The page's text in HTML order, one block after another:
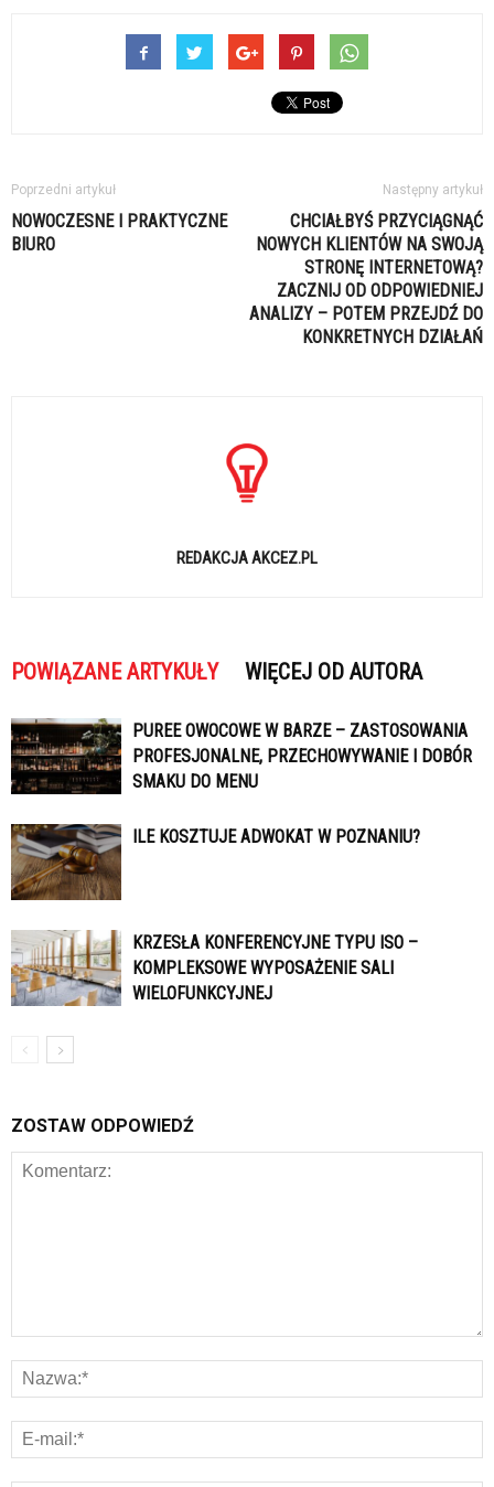
Poprzedni artykuł
NOWOCZESNE I PRAKTYCZNE
BIURO
Następny artykuł
CHCIAŁBYŚ PRZYCIĄGNĄĆ
NOWYCH KLIENTÓW NA SWOJĄ
STRONĘ INTERNETOWĄ?
ZACZNIJ OD ODPOWIEDNIEJ
ANALIZY – POTEM PRZEJDŹ DO
KONKRETNYCH DZIAŁAŃ
REDAKCJA AKCEZ.PL
POWIĄZANE ARTYKUŁY WIĘCEJ OD AUTORA
PUREE OWOCOWE W BARZE – ZASTOSOWANIA
PROFESJONALNE, PRZECHOWYWANIE I DOBÓR
SMAKU DO MENU
ILE KOSZTUJE ADWOKAT W POZNANIU?
KRZESŁA KONFERENCYJNE TYPU ISO –
KOMPLEKSOWE WYPOSAŻENIE SALI
WIELOFUNKCYJNEJ
ZOSTAW ODPOWIEDŹ